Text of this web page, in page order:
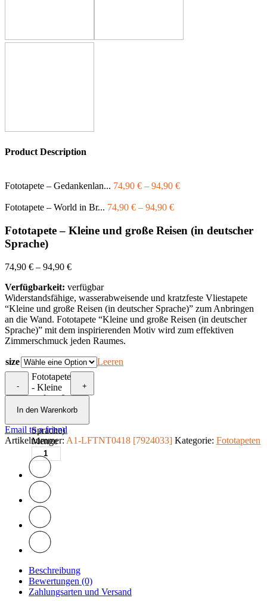
Product Description
Fototapete – Gedankenlan... 74,90 € – 94,90 €
Fototapete – World in Br... 74,90 € – 94,90 €
Fototapete – Kleine und große Reisen (in deutscher
Sprache)
74,90 € – 94,90 €
Verfügbarkeit: verfügbar
Widerstandsfähige, wasserabweisende und kratzfeste Vliestapete
“Kleine und große Reisen (in deutscher Sprache)” zum Anbringen
an die Wand. Fototapete “Kleine und große Reisen (in deutscher
Sprache)” mit dem inspirierenden Motiv wird zum effektiven
Zimmerschmuck jeden Raumes.
size Leeren
-
Fototapete
- Kleine
und große
Reisen (in
Sprache)
Menge
+
In den Warenkorb
Email to a friend
Artikelnummer: A1-LFTNT0418 [7924033] Kategorie: Fototapeten
Beschreibung
Bewertungen (0)
Zahlungsarten und Versand